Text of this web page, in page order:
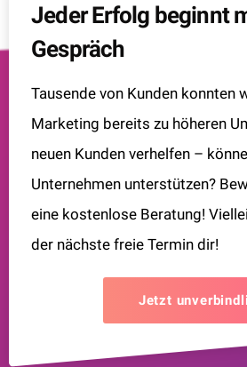
Jeder Erfolg beginnt
Gespräch
Tausende von Kunden konnten
Marketing bereits zu höheren
neuen Kunden verhelfen –
Unternehmen unterstützen?
eine kostenlose Beratung!
der nächste freie Termin dir!
Jetzt